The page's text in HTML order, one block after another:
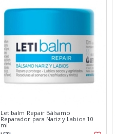
Letibalm Repair Bálsamo
Reparador para Nariz y Labios 10
ml